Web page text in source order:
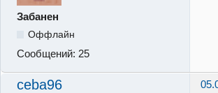
Забанен
Оффлайн
Сообщений: 25
ceba96